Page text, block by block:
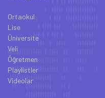
Ortaokul
Lise
Üniversite
Veli
Öğretmen
Playlistler
Videolar